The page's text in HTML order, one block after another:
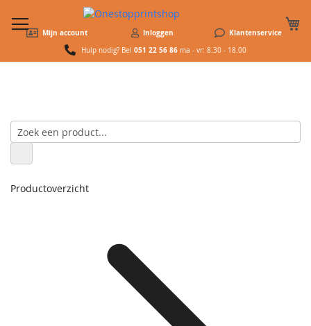
Mijn account Inloggen Klantenservice
Hulp nodig? Bel 051 22 56 86 ma - vr: 8.30 - 18.00
Productoverzicht